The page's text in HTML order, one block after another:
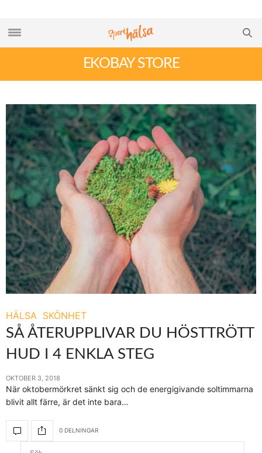
EKOBAY STORE
HÄLSA SKÖNHET
SÅ ÅTERUPPLIVAR DU HÖSTTRÖTT
HUD I 4 ENKLA STEG
OKTOBER 3, 2018
När oktobermörkret sänkt sig och de energigivande soltimmarna
blivit allt färre, är det inte bara…
0 DELNINGAR